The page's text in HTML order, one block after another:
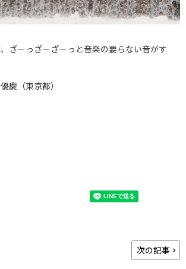
ざーっざーざーっと音楽の要らない音がす
慶（東京都）
次の記事